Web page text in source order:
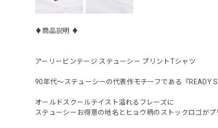
♦︎商品説明 ♦︎
アーリービンテージ ステューシー プリントTシャツ
90年代〜ステューシーの代表作モチーフである『READY
オールドスクールテイスト溢れるフレーズに
ステューシーお得意の地名とヒョウ柄のストックロゴがプ